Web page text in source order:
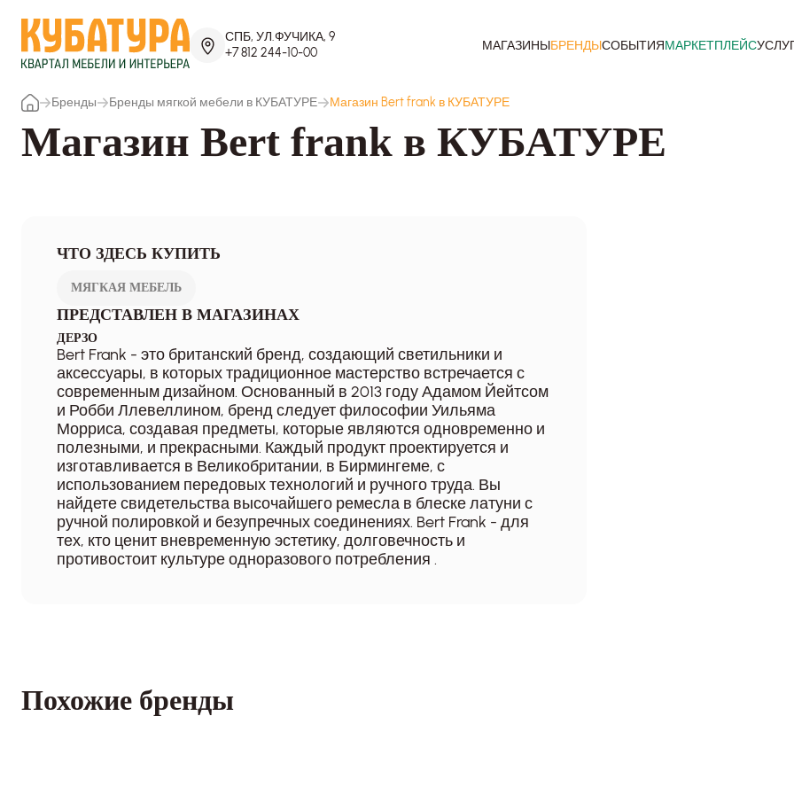
СПБ, УЛ.ФУЧИКА, 9
+7 812 244-10-00
МАГАЗИНЫБРЕНДЫСОБЫТИЯМАРКЕТПЛЕЙС
Бренды Бренды мягкой мебели в КУБАТУРЕ Магазин Bert frank в КУБАТУРЕ
Магазин Bert frank в КУБАТУРЕ
ЧТО ЗДЕСЬ КУПИТЬ
МЯГКАЯ МЕБЕЛЬ
ПРЕДСТАВЛЕН В МАГАЗИНАХ
ДЕРЗО
Bert Frank - это британский бренд, создающий светильники и
аксессуары, в которых традиционное мастерство встречается с
современным дизайном. Основанный в 2013 году Адамом Йейтсом
и Робби Ллевеллином, бренд следует философии Уильяма
Морриса, создавая предметы, которые являются одновременно и
полезными, и прекрасными. Каждый продукт проектируется и
изготавливается в Великобритании, в Бирмингеме, с
использованием передовых технологий и ручного труда. Вы
найдете свидетельства высочайшего ремесла в блеске латуни с
ручной полировкой и безупречных соединениях. Bert Frank - для
тех, кто ценит вневременную эстетику, долговечность и
противостоит культуре одноразового потребления .
Похожие бренды